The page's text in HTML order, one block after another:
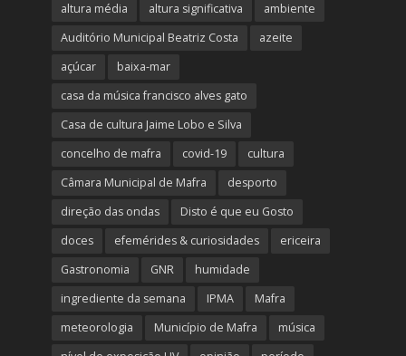
altura média altura significativa
ambiente
Auditório Municipal Beatriz Costa
azeite
açúcar
baixa-mar
casa da música francisco alves gato
Casa de cultura Jaime Lobo e Silva
concelho de mafra
covid-19
cultura
Câmara Municipal de Mafra
desporto
direção das ondas
Disto é que eu Gosto
doces
efemérides & curiosidades
ericeira
Gastronomia
GNR
humidade
ingrediente da semana
IPMA
Mafra
meteorologia
Município de Mafra
música